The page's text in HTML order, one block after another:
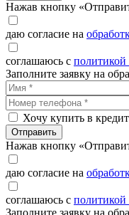
Нажав кнопку
даю согласие на
соглашаюсь с политикой
Заполните заявку на
Хочу купить в кредит
Отправить
Нажав кнопку
даю согласие на
соглашаюсь с политикой